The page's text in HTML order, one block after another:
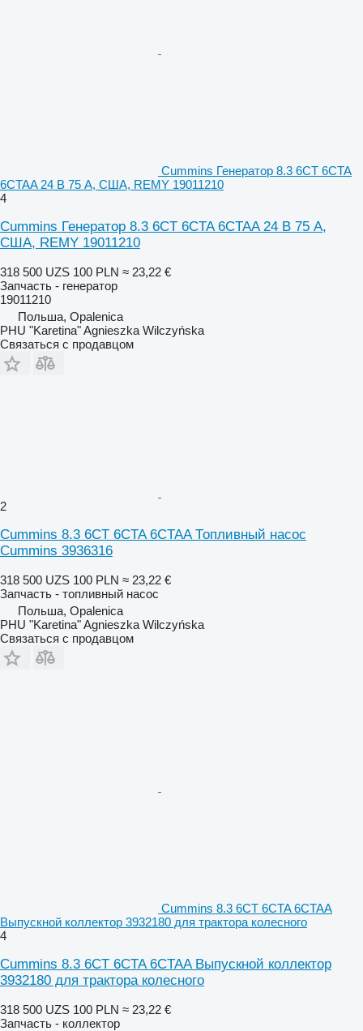
Cummins Генератор 8.3 6CT 6CTA
6CTAA 24 В 75 А, США, REMY 19011210
4
Cummins Генератор 8.3 6CT 6CTA 6CTAA 24 В 75 А,
США, REMY 19011210
318 500 UZS 100 PLN ≈ 23,22 €
Запчасть - генератор
19011210
Польша, Opalenica
PHU "Karetina" Agnieszka Wilczyńska
Связаться с продавцом
2
Cummins 8.3 6CT 6CTA 6CTAA Топливный насос
Cummins 3936316
318 500 UZS 100 PLN ≈ 23,22 €
Запчасть - топливный насос
Польша, Opalenica
PHU "Karetina" Agnieszka Wilczyńska
Связаться с продавцом
Cummins 8.3 6CT 6CTA 6CTAA
Выпускной коллектор 3932180 для трактора колесного
4
Cummins 8.3 6CT 6CTA 6CTAA Выпускной коллектор
3932180 для трактора колесного
318 500 UZS 100 PLN ≈ 23,22 €
Запчасть - коллектор